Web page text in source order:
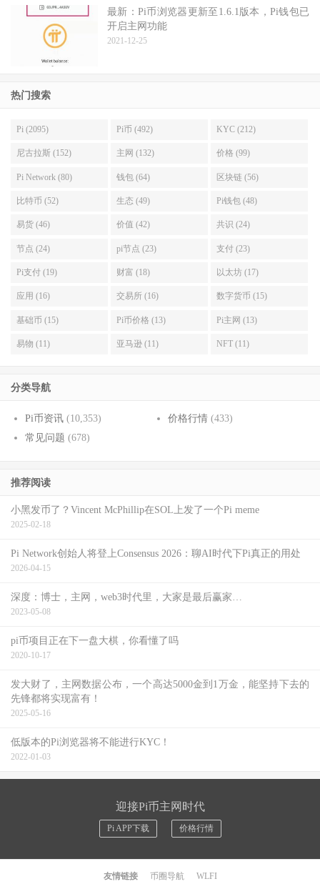
最新：Pi币浏览器更新至1.6.1版本，Pi钱包已
开启主网功能
2021-12-25
热门搜索
Pi (2095) Pi币 (492) KYC (212)
尼古拉斯 (152) 主网 (132) 价格 (99)
Pi Network (80) 钱包 (64) 区块链 (56)
比特币 (52) 生态 (49) Pi钱包 (48)
易货 (46) 价值 (42) 共识 (24)
节点 (24) pi节点 (23) 支付 (23)
Pi支付 (19) 财富 (18) 以太坊 (17)
应用 (16) 交易所 (16) 数字货币 (15)
基础币 (15) Pi币价格 (13) Pi主网 (13)
易物 (11) 亚马逊 (11) NFT (11)
分类导航
Pi币资讯 (10,353) 价格行情(433)
常见问题 (678)
推荐阅读
小黑发币了？Vincent McPhillip在SOL上发了一个Pi meme
2025-02-18
Pi Network创始人将登上Consensus 2026：聊AI时代下Pi真正的用处
2026-04-15
深度：博士，主网，web3时代里，大家是最后赢家…
2023-05-08
pi币项目正在下一盘大棋，你看懂了吗
2020-10-17
发大财了，主网数据公布，一个高达5000金到1万金，能坚持下去的
先锋都将实现富有！
2025-05-16
低版本的Pi浏览器将不能进行KYC！
2022-01-03
迎接Pi币主网时代
Pi APP下载 价格行情
友情链接 币圈导航 WLFI